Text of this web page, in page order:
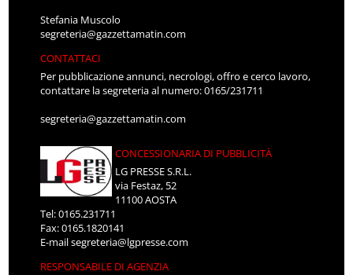
Stefania Muscolo
segreteria@gazzettamatin.com
CONTATTACI
Per pubblicazione annunci, necrologi, offro e cerco lavoro,
contattare la segreteria al numero: 0165/231711
segreteria@gazzettamatin.com
CONCESSIONARIA DI PUBBLICITÀ
LG PRESSE S.R.L.
via Festaz, 52
11100 AOSTA
Tel: 0165.231711
Fax: 0165.1820141
E-mailsegreteria@lgpresse.com
RESPONSABILE DI AGENZIA